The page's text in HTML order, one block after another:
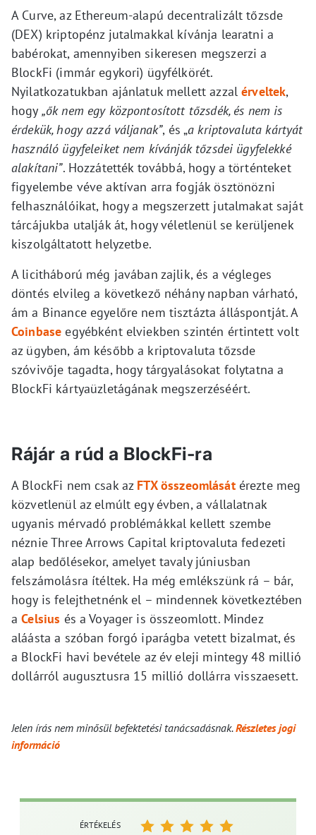
A Curve, az Ethereum-alapú decentralizált tőzsde
(DEX) kriptopénz jutalmakkal kívánja learatni a
babérokat, amennyiben sikeresen megszerzi a
BlockFi (immár egykori) ügyfélkörét.
Nyilatkozatukban ajánlatuk mellett azzalérveltek,
hogy „ők nem egy központosított tőzsdék, és nem is
érdekük, hogy azzá váljanak”, és „a kriptovaluta kártyát
használó ügyfeleiket nem kívánják tőzsdei ügyfelekké
alakítani”. Hozzátették továbbá, hogy a történteket
figyelembe véve aktívan arra fogják ösztönözni
felhasználóikat, hogy a megszerzett jutalmakat saját
tárcájukba utalják át, hogy véletlenül se kerüljenek
kiszolgáltatott helyzetbe.
A licitháború még javában zajlik, és a végleges
döntés elvileg a következő néhány napban várható,
ám a Binance egyelőre nem tisztázta álláspontját. A
Coinbase egyébként elviekben szintén értintett volt
az ügyben, ám később a kriptovaluta tőzsde
szóvivője tagadta, hogy tárgyalásokat folytatna a
BlockFi kártyaüzletágának megszerzéséért.
Rájár a rúd a BlockFi-ra
A BlockFi nem csak az FTX összeomlásátérezte meg
közvetlenül az elmúlt egy évben, a vállalatnak
ugyanis mérvadó problémákkal kellett szembe
néznie Three Arrows Capital kriptovaluta fedezeti
alap bedőlésekor, amelyet tavaly júniusban
felszámolásra ítéltek. Ha még emlékszünk rá – bár,
hogy is felejthetnénk el – mindennek következtében
aCelsius és a Voyager is összeomlott. Mindez
aláásta a szóban forgó iparágba vetett bizalmat, és
a BlockFi havi bevétele az év eleji mintegy 48 millió
dollárról augusztusra 15 millió dollárra visszaesett.
Jelen írás nem minősül befektetési tanácsadásnak.Részletes jogi
információ
ÉRTÉKELÉS